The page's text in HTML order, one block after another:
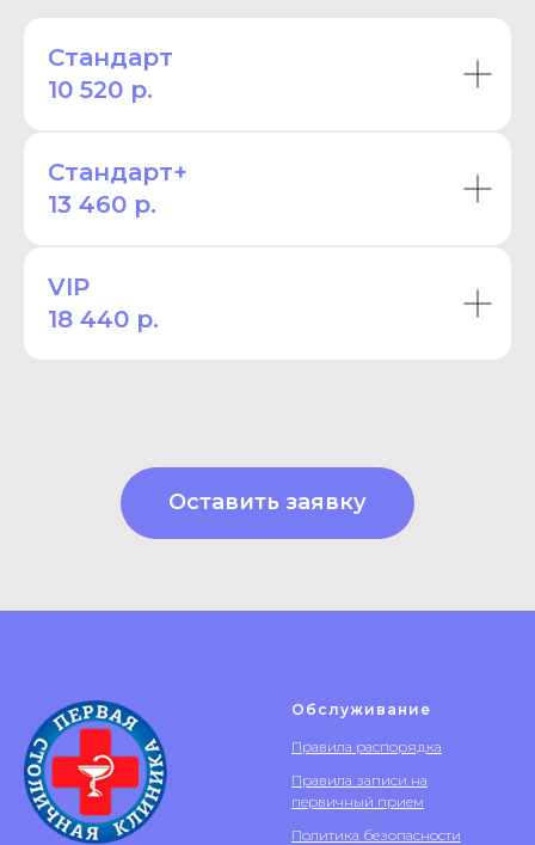
Стандарт
10 520 р.
Стандарт+
13 460 р.
VIP
18 440 р.
Оставить заявку
Обслуживание
Правила распорядка
Правила записи на
первичный прием
Политика безопасности